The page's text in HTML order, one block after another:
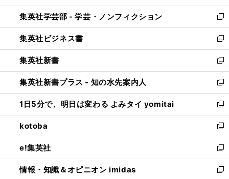
開
く
ウ
で
開
く
ン
ド
ウ
で
開
く
ウ
ィ
ン
ド
ウ
で
開
く
集英社学芸部 - 学芸・ノンフィクション
新
し
い
ウ
ィ
ン
ド
ウ
で
開
く
集英社ビジネス書
新
し
い
ウ
ィ
ン
ド
ウ
で
開
く
集英社新書
新
し
い
ウ
ィ
ン
ド
ウ
で
開
く
集英社新書プラス - 知の水先案内人
新
し
い
ウ
ィ
ン
ド
ウ
で
1日5分で、明日は変わる よみタイ yomitai
新
し
い
ウ
ィ
ン
ド
kotoba
新
し
い
ウ
ィ
e!集英社
新
し
い
情報・知識＆オピニオン imidas
新